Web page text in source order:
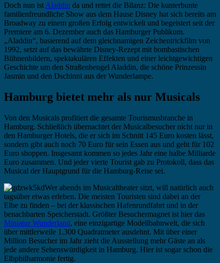
Doch nun ist Aladdin da und rettet die Bilanz: Die kunterbunte
familienfreundliche Show aus dem Hause Disney hat sich bereits am
Broadway zu einem großen Erfolg entwickelt und begeistert seit der
Premiere am 6. Dezember auch das Hamburger Publikum.
„Aladdin“, basierend auf dem gleichnamigen Zeichentrickfilm von
1992, setzt auf das bewährte Disney-Rezept mit bombastischen
Bühnenbildern, spektakulären Effekten und einer leichtgewichtigen
Geschichte um den Straßenbengel Aladdin, die schöne Prinzessin
Jasmin und den Dschinni aus der Wunderlampe.
Hamburg bietet mehr als nur Musicals
Von den Musicals profitiert die gesamte Tourismusbranche in
Hamburg. Schließlich übernachtet der Musicalbesucher nicht nur in
den Hamburger Hotels, die er sich im Schnitt 145 Euro kosten lässt,
sondern gibt auch noch 70 Euro für sein Essen aus und geht für 102
Euro shoppen. Insgesamt kommen so jedes Jahr eine halbe Milliarde
Euro zusammen. Und jeder vierte Tourist gab zu Protokoll, dass das
Musical der Hauptgrund für die Hamburg-Reise sei.
Wer abends im Musicaltheater sitzt, will natürlich auch
tagsüber etwas erleben. Die meisten Touristen sind dabei an der
Elbe zu finden – bei der klassischen Hafenrundfahrt und in der
benachbarten Speicherstadt. Größter Besuchermagnet ist hier das
Miniatur Wunderland, eine einzigartige Modellbahnwelt, die sich
über mittlerweile 1.300 Quadratmeter ausdehnt. Mit über einer
Million Besucher im Jahr zieht die Ausstellung mehr Gäste an als
jede andere Sehenswürdigkeit in Hamburg. Hier ist sogar schon die
Elbphilharmonie fertig.